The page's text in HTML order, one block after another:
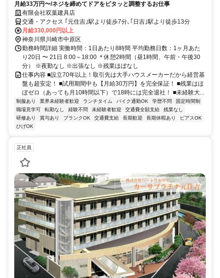
月給33万円〜/ネジを締めてドアをピタッと調整するお仕事
有限会社双葉建具店
交通・アクセス ｢元住吉｣駅より徒歩7分､｢日吉｣駅より徒歩13分
月給330,000円以上
神奈川県川崎市中原区
勤務時間詳細 実働時間：1日あたり8時間 平均勤務日数：1ヶ月あた
り20日 〜 21日 8:00～18:00 ＊休憩2時間（昼1時間、午前・午後30
分） ※夜勤なし ※出張なし ※残業ほぼなし
仕事内容 ■設立70年以上！取引先は大手ハウスメーカーだから経営基
盤も超安定！ ■試用期間中も【月給30万円】を完全保証！ ■残業はほ
ぼゼロ（あっても月10時間以下）で18時には完全退社！ ■未経験大...
制服あり 業界未経験者歓迎 ランチタイム バイク通勤OK 学歴不問
固定時間制
職場見学可
転勤なし 経験不問 未経験者歓迎 交通費全額支給
残業なし
研修あり
賞与あり ブランクOK 交通費支給 長期歓迎 長期休暇あり
ピアスOK
ひげOK
正社員